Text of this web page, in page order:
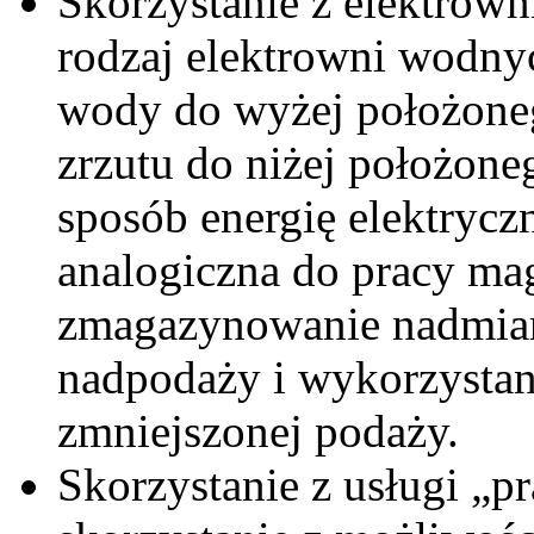
rodzaj elektrowni
wody do wyżej
zrzutu do niżej
sposób energię
analogiczna do pracy
zmagazynowanie
nadpodaży i
zmniejszonej podaży.
Skorzystanie z usługi